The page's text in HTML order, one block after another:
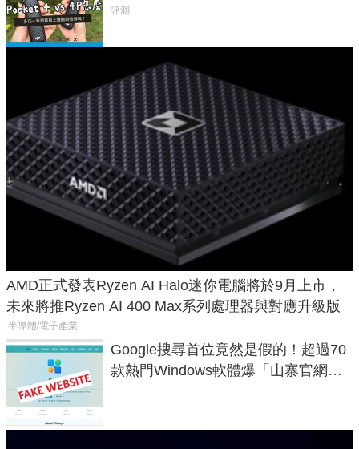
析，一次看懂兩台差異
評測
AMD正式發表Ryzen AI Halo迷你電腦將於9月上市，
未來將推Ryzen AI 400 Max系列處理器與對應升級版
半導體/電子產業
Google搜尋首位竟然是假的！超過70
款熱門Windows軟體爆「山寨官網」